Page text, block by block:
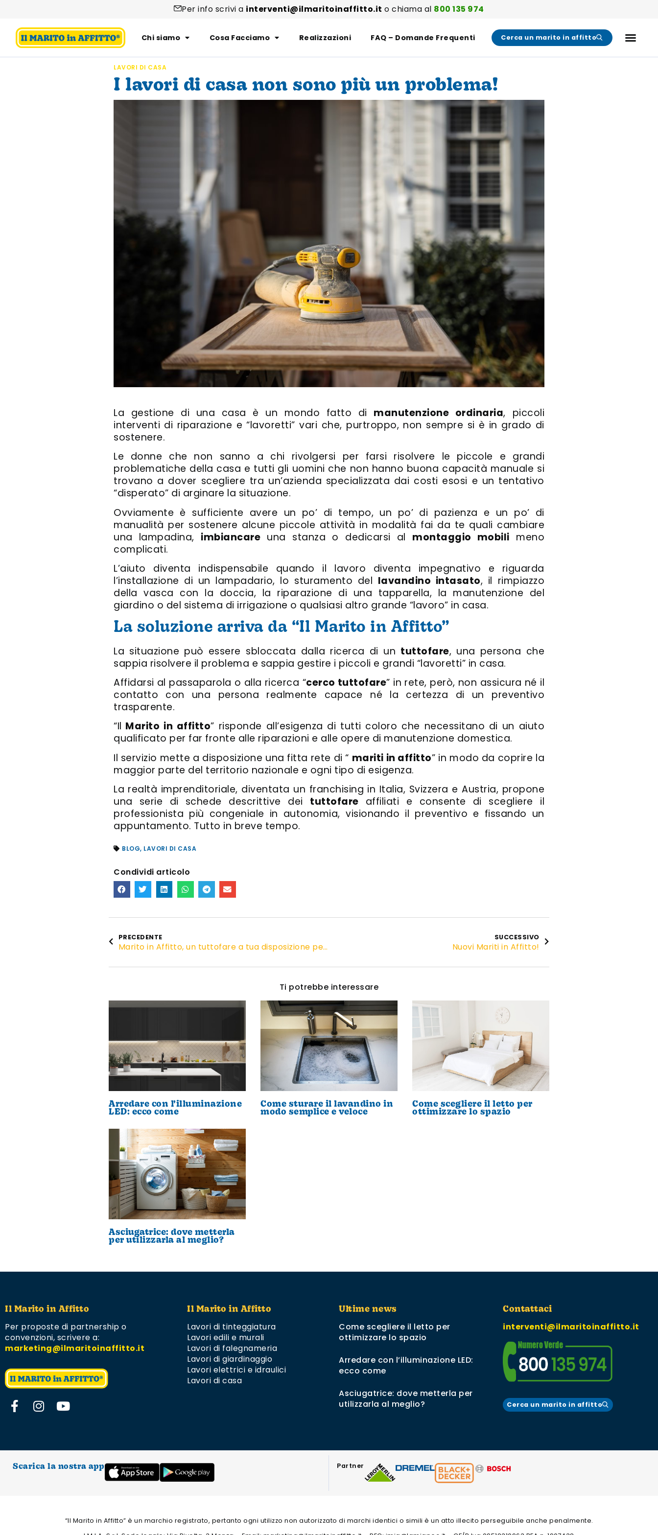
Per info scrivi a interventi@ilmaritoinaffitto.it o chiama al 800 135 974
Chi siamo Cosa Facciamo Realizzazioni FAQ – Domande Frequenti Cerca un marito in affitto
LAVORI DI CASA
I lavori di casa non sono più un problema!
La gestione di una casa è un mondo fatto di manutenzione ordinaria, piccoli
interventi di riparazione e “lavoretti” vari che, purtroppo, non sempre si è in grado di
sostenere.
Le donne che non sanno a chi rivolgersi per farsi risolvere le piccole e grandi
problematiche della casa e tutti gli uomini che non hanno buona capacità manuale si
trovano a dover scegliere tra un’azienda specializzata dai costi esosi e un tentativo
“disperato” di arginare la situazione.
Ovviamente è sufficiente avere un po’ di tempo, un po’ di pazienza e un po’ di
manualità per sostenere alcune piccole attività in modalità fai da te quali cambiare
una lampadina, imbiancare una stanza o dedicarsi al montaggio mobili meno
complicati.
L’aiuto diventa indispensabile quando il lavoro diventa impegnativo e riguarda
l’installazione di un lampadario, lo sturamento del lavandino intasato, il rimpiazzo
della vasca con la doccia, la riparazione di una tapparella, la manutenzione del
giardino o del sistema di irrigazione o qualsiasi altro grande “lavoro” in casa.
La soluzione arriva da “Il Marito in Affitto”
La situazione può essere sbloccata dalla ricerca di un tuttofare, una persona che
sappia risolvere il problema e sappia gestire i piccoli e grandi “lavoretti” in casa.
Affidarsi al passaparola o alla ricerca “cerco tuttofare” in rete, però, non assicura né il
contatto con una persona realmente capace né la certezza di un preventivo
trasparente.
“Il Marito in affitto” risponde all’esigenza di tutti coloro che necessitano di un aiuto
qualificato per far fronte alle riparazioni e alle opere di manutenzione domestica.
Il servizio mette a disposizione una fitta rete di “ mariti in affitto” in modo da coprire la
maggior parte del territorio nazionale e ogni tipo di esigenza.
La realtà imprenditoriale, diventata un franchising in Italia, Svizzera e Austria, propone
una serie di schede descrittive dei tuttofare affiliati e consente di scegliere il
professionista più congeniale in autonomia, visionando il preventivo e fissando un
appuntamento. Tutto in breve tempo.
BLOG, LAVORI DI CASA
Condividi articolo
PRECEDENTE
Marito in Affitto, un tuttofare a tua disposizione per i lavoretti da fare in casa
SUCCESSIVO
Nuovi Mariti in Affitto!
Ti potrebbe interessare
Arredare con l’illuminazione
LED: ecco come
Come sturare il lavandino in
modo semplice e veloce
Come scegliere il letto per
ottimizzare lo spazio
Asciugatrice: dove metterla
per utilizzarla al meglio?
Il Marito in Affitto
Per proposte di partnership o
convenzioni, scrivere a:
marketing@ilmaritoinaffitto.it
Il Marito in Affitto
Lavori di tinteggiatura
Lavori edili e murali
Lavori di falegnameria
Lavori di giardinaggio
Lavori elettrici e idraulici
Lavori di casa
Ultime news
Come scegliere il letto per
ottimizzare lo spazio
Arredare con l’illuminazione LED:
ecco come
Asciugatrice: dove metterla per
utilizzarla al meglio?
Contattaci
interventi@ilmaritoinaffitto.it
Cerca un marito in affitto
Scarica la nostra app Partner
“Il Marito in Affitto” è un marchio registrato, pertanto ogni utilizzo non autorizzato di marchi identici o simili è un atto illecito perseguibile anche penalmente.